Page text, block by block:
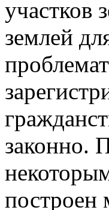
участков
землей
законно.
построен